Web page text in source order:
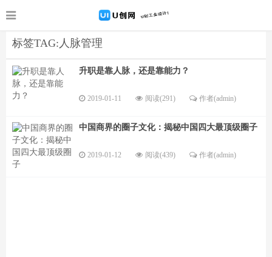
标签TAG:人脉管理
升职是靠人脉，还是靠能力？
2019-01-11 阅读(291) 作者(admin)
中国商界的圈子文化：揭秘中国四大最顶级圈子
2019-01-12 阅读(439) 作者(admin)